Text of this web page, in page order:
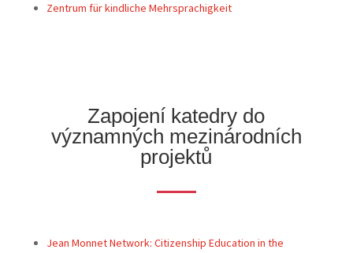
Zentrum für kindliche Mehrsprachigkeit
Zapojení katedry do
významných mezinárodních
projektů
Jean Monnet Network: Citizenship Education in the